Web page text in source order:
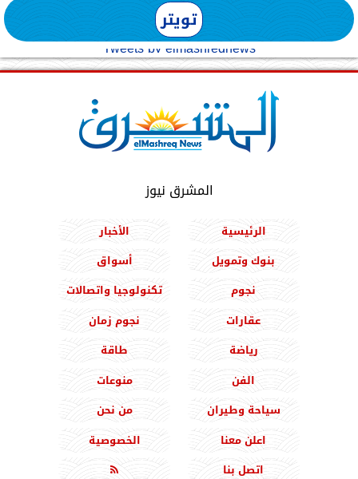
تويتر
Tweets by elmashreqnews
المشرق نيوز
الرئيسية
الأخبار
بنوك وتمويل
أسواق
نجوم
تكنولوجيا واتصالات
عقارات
نجوم زمان
رياضة
طاقة
الفن
منوعات
سياحة وطيران
من نحن
اعلن معنا
الخصوصية
اتصل بنا
